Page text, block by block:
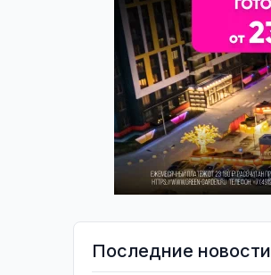
Последние новости